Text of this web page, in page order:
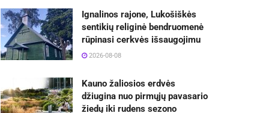
Ignalinos rajone, Lukošiškės
sentikių religinė bendruomenė
rūpinasi cerkvės išsaugojimu
2026-08-08
Kauno žaliosios erdvės
džiugina nuo pirmųjų pavasario
žiedų iki rudens sezono